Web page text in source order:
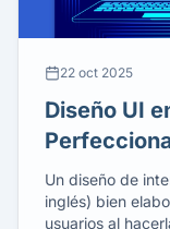
22 oct 2025
Diseño UI
Electrónico
Un diseño de
inglés) bien
usuarios al